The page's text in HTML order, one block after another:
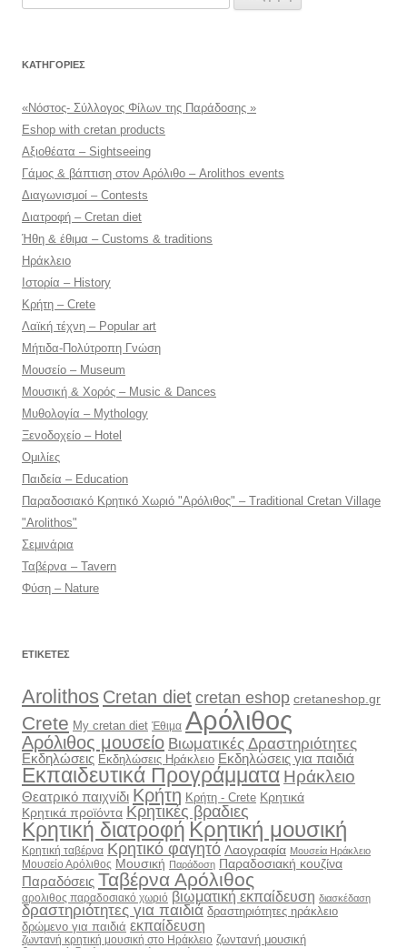
KΑΤΗΓΟΡΊΕΣ
«Νόστος- Σύλλογος Φίλων της Παράδοσης »
Eshop with cretan products
Αξιοθέατα – Sightseeing
Γάμος & βάπτιση στον Αρόλιθο – Arolithos events
Διαγωνισμοί – Contests
Διατροφή – Cretan diet
Ήθη & έθιμα – Customs & traditions
Ηράκλειο
Ιστορία – History
Κρήτη – Crete
Λαϊκή τέχνη – Popular art
Μήτιδα-Πολύτροπη Γνώση
Μουσείο – Museum
Μουσική & Χορός – Music & Dances
Μυθολογία – Mythology
Ξενοδοχείο – Hotel
Ομιλίες
Παιδεία – Education
Παραδοσιακό Κρητικό Χωριό "Αρόλιθος" – Traditional Cretan Village
"Arolithos"
Σεμινάρια
Ταβέρνα – Tavern
Φύση – Nature
ΕΤΙΚΈΤΕΣ
Arolithos Cretan dietcretan eshop cretaneshop.gr
Crete My cretan diet Έθιμα Αρόλιθος
Αρόλιθος μουσείο Βιωματικές Δραστηριότητες
Εκδηλώσεις Εκδηλώσεις Ηράκλειο Εκδηλώσεις για παιδιά
Εκπαιδευτικά Προγράμματα Ηράκλειο
Θεατρικό παιχνίδι Κρήτη Κρήτη - Crete Κρητικά
Κρητικά προϊόντα Κρητικές βραδιες
Κρητική διατροφή Κρητική μουσική
Κρητική ταβέρνα Κρητικό φαγητό Λαογραφία Μουσεία Ηράκλειο
Μουσείο Αρόλιθος Μουσική Παράδοση Παραδοσιακή κουζίνα
Παραδόσεις Ταβέρνα Αρόλιθος
αρολιθος παραδοσιακό χωριό βιωματική εκπαίδευση διασκέδαση
δραστηριότητες για παιδιά δραστηριότητες ηράκλειο
δρώμενο για παιδιά εκπαίδευση
ζωντανή κρητική μουσική στο Ηράκλειο ζωντανή μουσική